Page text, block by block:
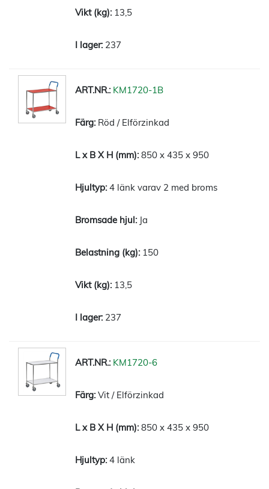
13,5
237
KM1720-1B
Röd / Elförzinkad
850 x 435 x 950
4 länk varav 2 med broms
Ja
150
13,5
237
KM1720-6
Vit / Elförzinkad
850 x 435 x 950
4 länk